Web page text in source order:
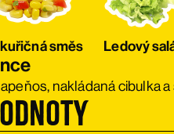
směs Ledový
nakládaná cibulka